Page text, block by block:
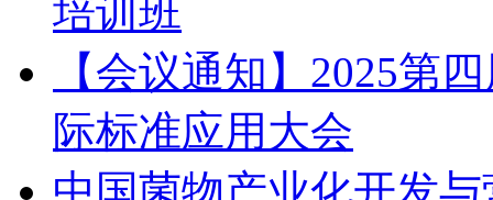
培训班
【会议通知】2025第
际标准应用大会
中国菌物产业化开发